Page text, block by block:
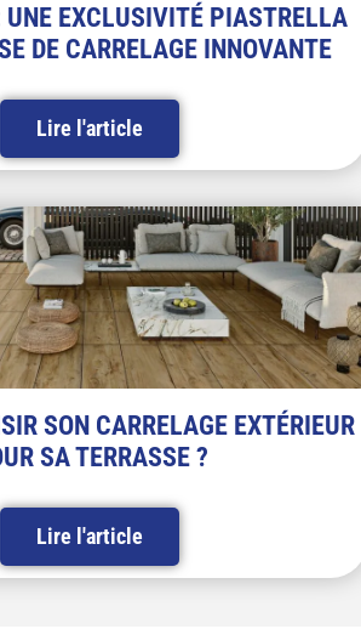
UNE EXCLUSIVITÉ PIASTRELLA
DE CARRELAGE INNOVANTE
Lire l'article
SON CARRELAGE EXTÉRIEUR
SA TERRASSE ?
Lire l'article